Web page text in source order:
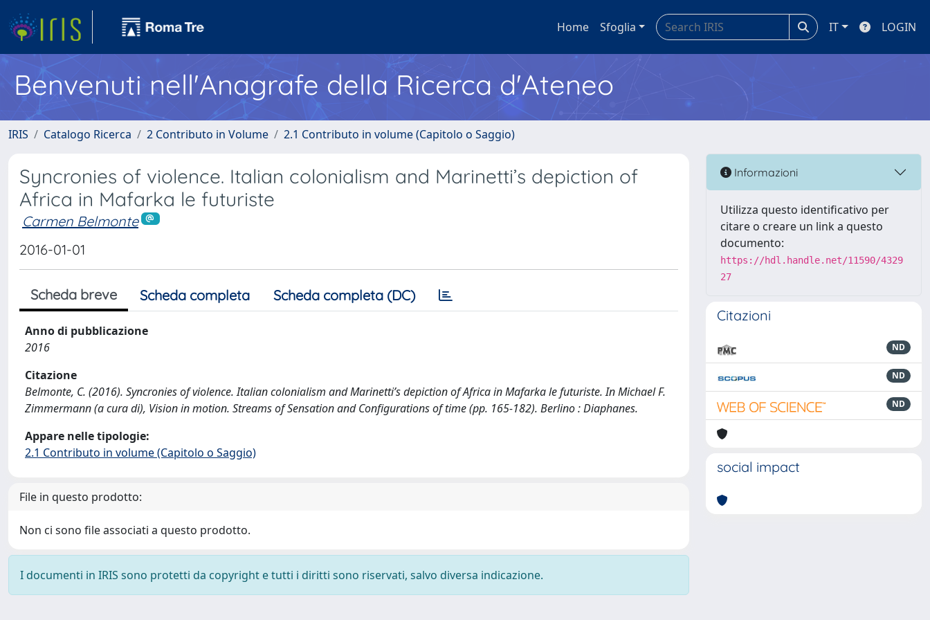
Home Sfoglia IT LOGIN
Benvenuti nell'Anagrafe della Ricerca d'Ateneo
IRIS Catalogo Ricerca 2 Contributo in Volume 2.1 Contributo in volume (Capitolo o Saggio)
Syncronies of violence. Italian colonialism and Marinetti’s depiction of
Africa in Mafarka le futuriste
Carmen Belmonte
2016-01-01
Scheda breve Scheda completa Scheda completa (DC)
Anno di pubblicazione
2016
Citazione
Belmonte, C. (2016). Syncronies of violence. Italian colonialism and Marinetti’s depiction of Africa in Mafarka le futuriste. In Michael F.
Zimmermann (a cura di), Vision in motion. Streams of Sensation and Configurations of time (pp. 165-182). Berlino : Diaphanes.
Appare nelle tipologie:
2.1 Contributo in volume (Capitolo o Saggio)
File in questo prodotto:
Non ci sono file associati a questo prodotto.
I documenti in IRIS sono protetti da copyright e tutti i diritti sono riservati, salvo diversa indicazione.
Informazioni
Utilizza questo identificativo per
citare o creare un link a questo
documento:
https://hdl.handle.net/11590/4329
27
Citazioni
ND
ND
ND
social impact